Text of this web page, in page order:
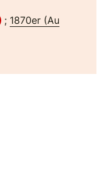
; 1870er (Au